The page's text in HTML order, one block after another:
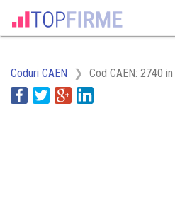
Coduri CAEN Cod CAEN: 2740